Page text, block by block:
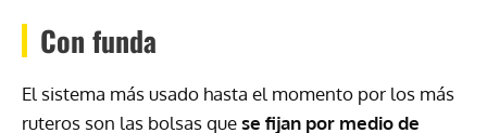
Con funda
El sistema más usado hasta el momento por los más
ruteros son las bolsas quese fijan por medio de